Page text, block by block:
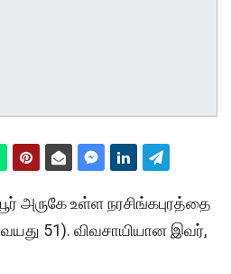
அருகே உள்ள நரசிங்கபுரத்தை
வயது 51). விவசாயியான இவர்,